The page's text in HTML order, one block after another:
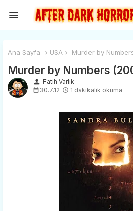
Ana Sayfa USA Murder by
Murder by Numbers
person Fatih Varlık
30.7.12
1 dakikalık okuma